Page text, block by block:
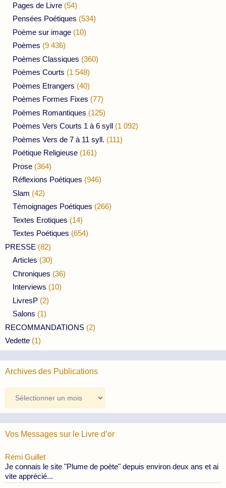
Pages de Livre (54)
Pensées Poétiques (534)
Poème sur image (10)
Poèmes (9 436)
Poèmes Classiques (360)
Poèmes Courts (1 548)
Poèmes Etrangers (40)
Poèmes Formes Fixes (77)
Poèmes Romantiques (125)
Poèmes Vers Courts 1 à 6 syll (1 092)
Poèmes Vers de 7 à 11 syll. (111)
Poétique Religieuse (161)
Prose (364)
Réflexions Poétiques (946)
Slam (42)
Témoignages Poétiques (266)
Textes Erotiques (14)
Textes Poétiques (654)
PRESSE (82)
Articles (30)
Chroniques (36)
Interviews (10)
LivresP (2)
Salons (1)
RECOMMANDATIONS (2)
Vedette (1)
Archives des Publications
des
Publications
Vos Messages sur le Livre d’or
Rémi Guillet
Je connais le site "Plume de poète" depuis environ deux ans et ai
vite apprécié...